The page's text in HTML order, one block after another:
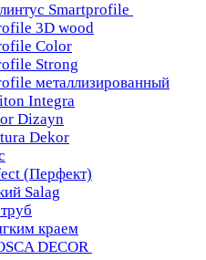
Smartprofile
3D wood
Color
Strong
металлизированный
Integra
Dizayn
Dekor
(Перфект)
Salag
краем
DECOR